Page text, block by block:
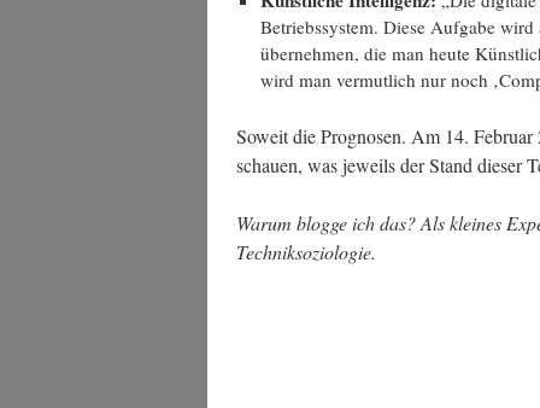
Betriebs­sys­tem. Die­se Auf­ga­be
über­neh­men, die man heu­te
wird man ver­mut­lich nur noch
Soweit die Pro­gno­sen. Am 14.
schau­en, was jeweils der Stand die­ser
War­um blog­ge ich das? Als klei­nes
Techniksoziologie.